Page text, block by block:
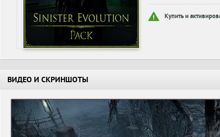
Купить и
ВИДЕО И СКРИНШОТЫ